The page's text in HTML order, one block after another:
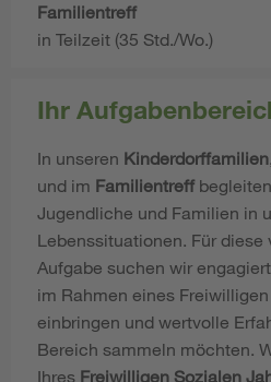
Familientreff
in Teilzeit (35 Std./Wo.)
Ihr
In unseren Kinderdorffamilien,
und im Familientreff
Jugendliche und Familien in
Lebenssituationen. Für
Aufgabe suchen wir
im Rahmen eines
einbringen und wertvolle
Bereich sammeln möchten.
Ihres Freiwilligen Sozialen